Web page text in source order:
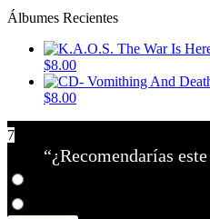
Álbumes Recientes
$8.00
$8.00
7
“¿Recomendarías